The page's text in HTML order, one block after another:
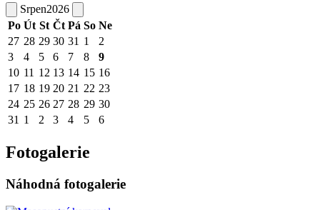
Srpen2026
Po Út St Čt Pá So Ne
27 28 29 30 31 1
2
3
4 5 6 7 8
9
10 11 12 13 14 15 16
17 18 19 20 21 22 23
24 25 26 27 28 29 30
31 1 2 3 4 5 6
Fotogalerie
Náhodná fotogalerie